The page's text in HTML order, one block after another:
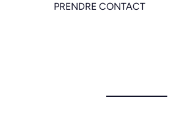
PRENDRE CONTACT